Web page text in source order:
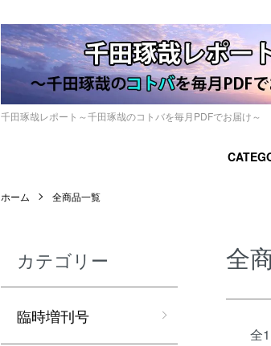
千田琢哉レポート～千田琢哉のコトバを毎月PDFでお届け～
ホーム 全商品一覧
全
全
カテゴリー
臨時増刊号